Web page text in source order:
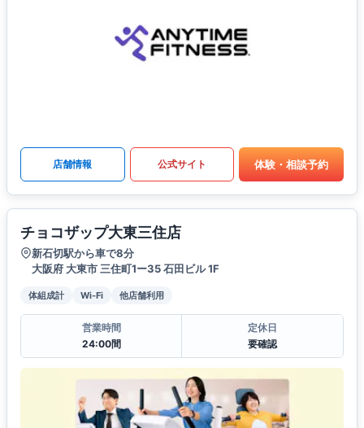
店舗情報 公式サイト 体験・相談予約
チョコザップ大東三住店
新石切駅から車で8分
大阪府 大東市 三住町1ー35 石田ビル 1F
体組成計 Wi-Fi 他店舗利用
営業時間
24:00間
定休日
要確認